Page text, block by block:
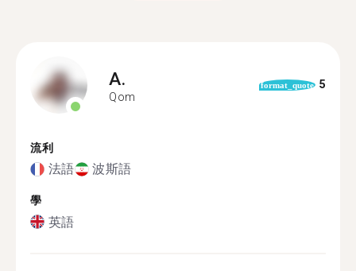
A.
Qom
format_quote 5
流利
法語 波斯語
學
英語